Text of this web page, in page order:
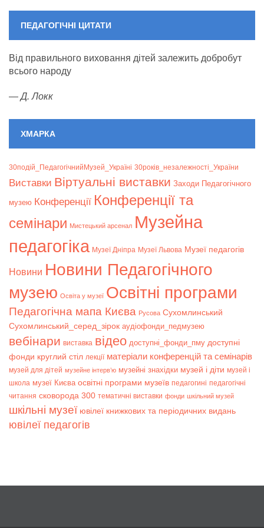
ПЕДАГОГІЧНІ ЦИТАТИ
Від правильного виховання дітей залежить добробут
всього народу
—Д. Локк
ХМАРКА
30подій_ПедагогічнийМузей_Україні 30років_незалежності_України
Bиставки Віртуальні виставки Заходи Педагогічного
музею Конференції Конференції та
семінари Мистецький арсенал Музейна
педагогіка Музеї Дніпра Музеї Львова Музеї педагогів
Новини Новини Педагогічного
музею Освіта у музеї Освітні програми
Педагогічна мапа Києва Русова Сухомлинський
Сухомлинський_серед_зірок аудіофонди_педмузею
вебінари виставка відео доступні_фонди_пму доступні
фонди круглий стіл лекції матеріали конференцій та семінарів
музей для дітей музейне інтерв’ю музейні знахідки музей і діти музей і
школа музеї Києва освітні програми музеїв педагогині педагогічні
читання сковорода 300 тематичні виставки фонди шкільний музей
шкільні музеї ювілеї книжкових та періодичних видань
ювілеї педагогів